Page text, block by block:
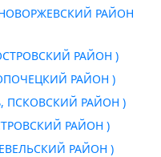
НОВОРЖЕВСКИЙ РАЙОН
ОСТРОВСКИЙ РАЙОН )
ОПОЧЕЦКИЙ РАЙОН )
ПСКОВСКИЙ РАЙОН )
РАЙОН )
РАЙОН )